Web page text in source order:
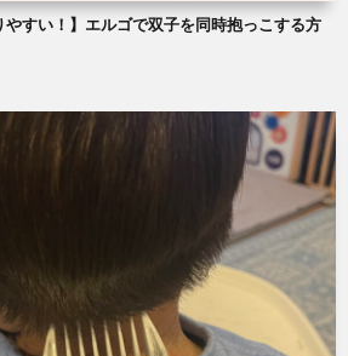
やすい！】エルゴで双子を同時抱っこする方